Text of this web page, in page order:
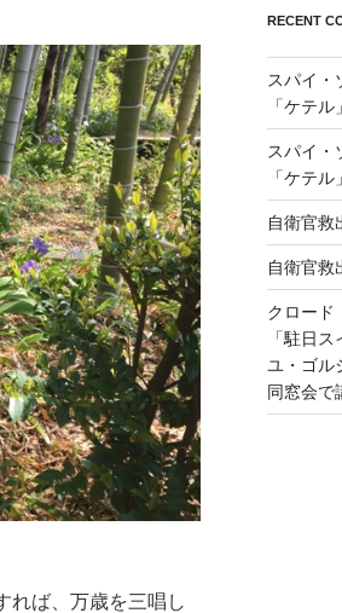
れば、万歳を三唱し
RECENT
スパイ・
「ケテ
スパイ・
「ケテ
自衛官救
自衛官救
クロード
「駐日
ユ・ゴル
同窓会で